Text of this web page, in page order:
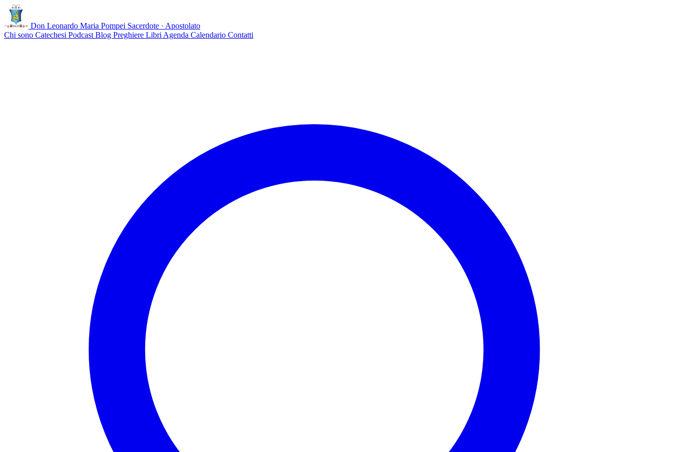
Don Leonardo Maria Pompei Sacerdote · Apostolato
Chi sono Catechesi Podcast Blog Preghiere Libri Agenda Calendario Contatti